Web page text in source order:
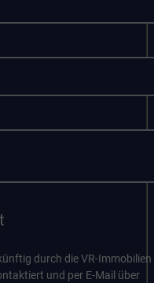
durch die VR-Immobilien
und per E-Mail über